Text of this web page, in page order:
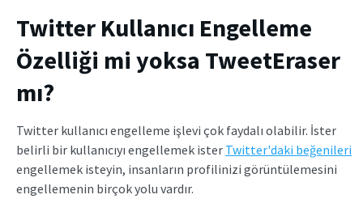
Twitter Kullanıcı Engelleme
Özelliği mi yoksa TweetEraser
mı?
Twitter kullanıcı engelleme işlevi çok faydalı olabilir. İster
belirli bir kullanıcıyı engellemek ister Twitter'daki beğenileri
engellemek isteyin, insanların profilinizi görüntülemesini
engellemenin birçok yolu vardır.